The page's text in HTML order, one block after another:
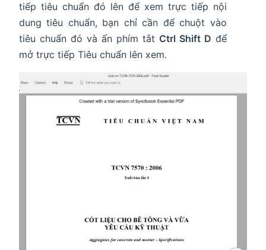
tiếp tiêu chuẩn đó lên để xem trực tiếp nội
dung tiêu chuẩn, bạn chỉ cần để chuột vào
tiêu chuẩn đó và ấn phím tắt Ctrl Shift D để
mở trực tiếp Tiêu chuẩn lên xem.